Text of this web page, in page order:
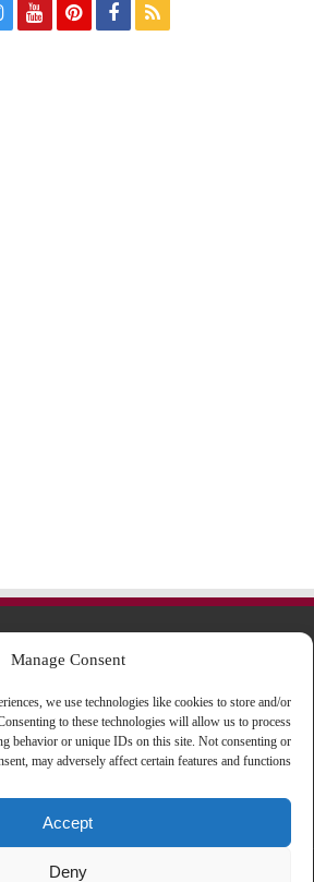
Manage Consent
we use technologies like cookies to store and/or
to these technologies will allow us to process
behavior or unique IDs on this site. Not consenting or
may adversely affect certain features and functions.
Accept
Deny
شروط و أحكام
سياسة الخصوصية
من نحن
إتصل بنا